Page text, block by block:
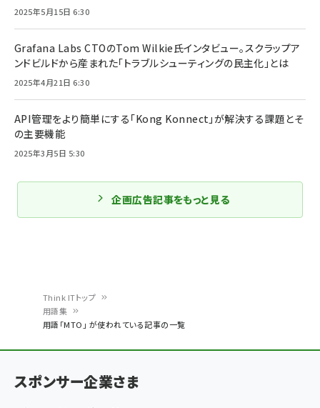
ン
く
ず
Think ITトップ
用語集
用語「MTO」 が使われている記事の一覧
2025年5月15日 6:30
Grafana Labs CTOのTom Wilkie氏インタビュー。スクラップア
ンドビルドから産まれた「トラブルシューティングの民主化」とは
2025年4月21日 6:30
API管理をより簡単にする「Kong Konnect」が解決する課題とそ
の主要機能
2025年3月5日 5:30
企画広告記事をもっと見る
スポンサー企業さま